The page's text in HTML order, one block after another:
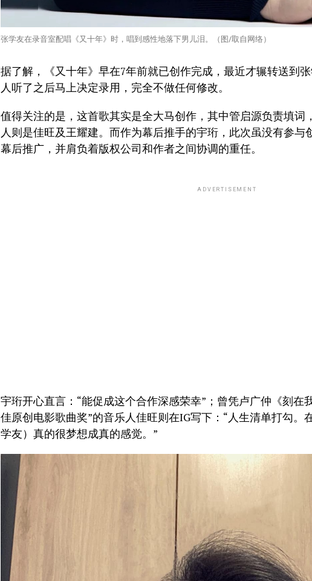
张学友在录音室配唱《又十年》时，唱到感性地落下男儿泪。（图/取自网络）
据了解，《又十年》早在7年前就已创作完成，最近才辗转送到
人听了之后马上决定录用，完全不做任何修改。
值得关注的是，这首歌其实是全大马创作，其中管启源负责填词
人则是佳旺及王耀建。而作为幕后推手的宇珩，此次虽没有参与
幕后推广，并肩负着版权公司和作者之间协调的重任。
ADVERTISEMENT
宇珩开心直言：“能促成这个合作深感荣幸”；曾凭卢广仲《刻在
佳原创电影歌曲奖”的音乐人佳旺则在IG写下：“人生清单打勾。
学友）真的很梦想成真的感觉。”